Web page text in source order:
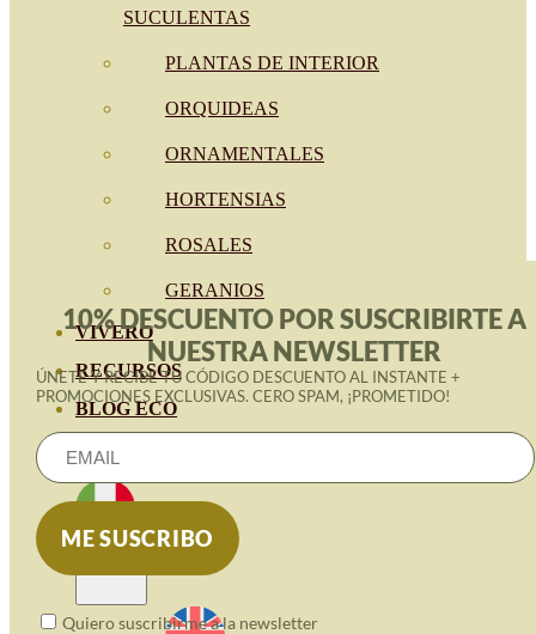
SUCULENTAS
PLANTAS DE INTERIOR
ORQUIDEAS
ORNAMENTALES
HORTENSIAS
ROSALES
GERANIOS
VIVERO
RECURSOS
BLOG ECO
CONTATTO
10% DESCUENTO POR SUSCRIBIRTE A
NUESTRA NEWSLETTER
ÚNETE Y RECIBE TU CÓDIGO DESCUENTO AL INSTANTE +
PROMOCIONES EXCLUSIVAS. CERO SPAM, ¡PROMETIDO!
Quiero suscribirme a la newsletter